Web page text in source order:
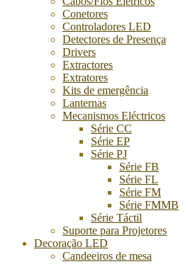
Conetores
Controladores LED
Detectores de Presença
Drivers
Extractores
Extratores
Kits de emergência
Lanternas
Mecanismos Eléctricos
Série CC
Série EP
Série PJ
Série FB
Série FL
Série FM
Série FMMB
Série Táctil
Suporte para Projetores
Decoração LED
Candeeiros de mesa